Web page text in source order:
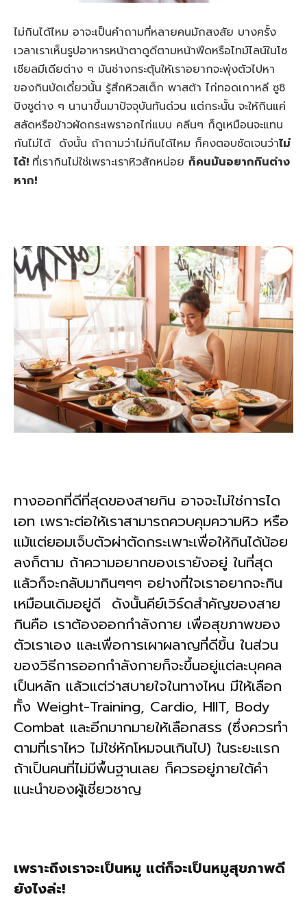
ไม่กินได้ไหม อาจะเป็นคำถามที่หลายคนมักสงสัย บางครั้ง
เวลาเราเห็นรูปอาหารหน้าตาดูดีตามหน้าฟีดหรือไทม์ไลน์ในโซ
เชียลมีเดียต่าง ๆ มันช่างกระตุ้นให้เราอยากจะพุ่งตัวไปหา
ของกินบัดเดี๋ยวนั้น รู้สึกหิวสเต็ก พาสต้า ไก่ทอดเกาหลี ซูชิ
บิงซูต่าง ๆ นานาขึ้นมาปัจจุบันทันด่วน แต่กระนั้น จะให้กินแค่
สลัดหรือข้าวผัดกระเพราอกไก่แบบ คลีนๆ ก็ดูเหมือนจะแทน
กันไม่ได้ ดังนั้น ถ้าถามว่าไม่กินได้ไหม ก็คงตอบชัดเจนว่าไม่
ได้! ที่เรากินไม่ใช่เพราะเราหิวสักหน่อย ก็คนมันอยากกินต่าง
หาก!
ทางออกที่ดีที่สุดของสายกิน อาจจะไม่ใช่การได
เอท เพราะต่อให้เราสามารถควบคุมความหิว หรือ
แม้แต่ยอมเจ็บตัวผ่าตัดกระเพาะเพื่อให้กินได้น้อย
ลงก็ตาม ถ้าความอยากของเรายังอยู่ ในที่สุด
แล้วก็จะกลับมากินๆๆๆ อย่างที่ใจเราอยากจะกิน
เหมือนเดิมอยู่ดี ดังนั้นคีย์เวิร์ดสำคัญของสาย
กินคือ เราต้องออกกำลังกาย เพื่อสุขภาพของ
ตัวเราเอง และเพื่อการเผาผลาญที่ดีขึ้น ในส่วน
ของวิธีการออกกำลังกายก็จะขึ้นอยู่แต่ละบุคคล
เป็นหลัก แล้วแต่ว่าสบายใจในทางไหน มีให้เลือก
ทั้ง Weight-Training, Cardio, HIIT, Body
Combat และอีกมากมายให้เลือกสรร (ซึ่งควรทำ
ตามที่เราไหว ไม่ใช่หักโหมจนเกินไป) ในระยะแรก
ถ้าเป็นคนที่ไม่มีพื้นฐานเลย ก็ควรอยู่ภายใต้คำ
แนะนำของผู้เชี่ยวชาญ
เพราะถึงเราจะเป็นหมู แต่ก็จะเป็นหมูสุขภาพดี
ยังไงล่ะ!